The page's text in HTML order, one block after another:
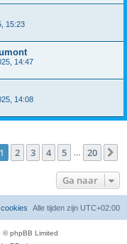
15:23
14:47
14:08
van 20
1 2 3 4 5 20
Ga naar
Alle tijden zijn UTC+02:00
© phpBB Limited